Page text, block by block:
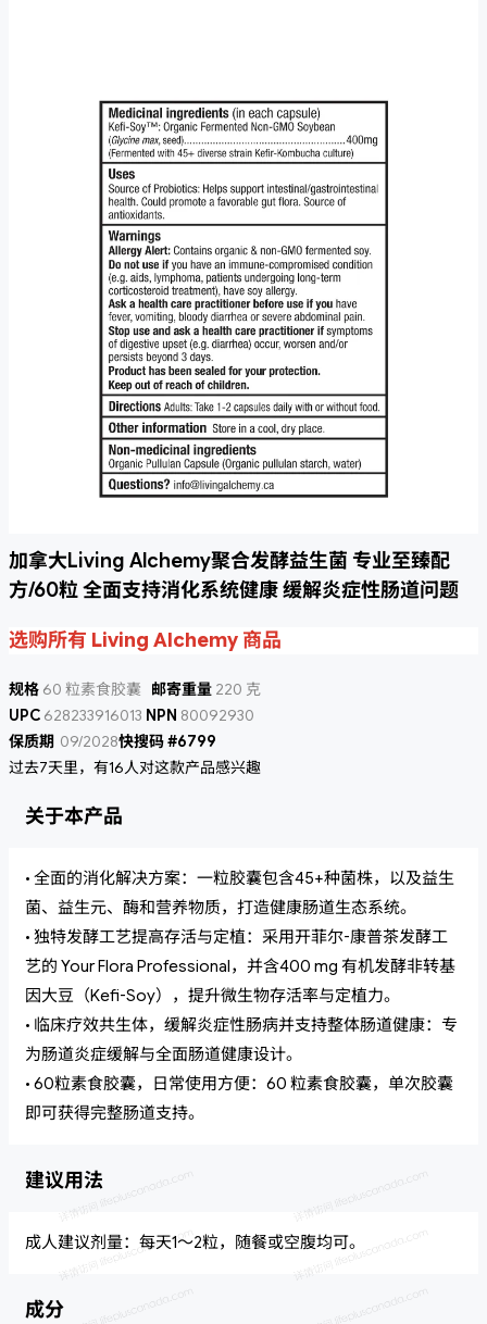
加拿大Living Alchemy聚合发酵益生菌 专业至臻配
方/60粒 全面支持消化系统健康 缓解炎症性肠道问题
选购所有 Living Alchemy 商品
规格 60 粒素食胶囊 邮寄重量 220 克
UPC 628233916013 NPN 80092930
保质期 09/2028快搜码 #6799
过去7天里，有16人对这款产品感兴趣
关于本产品
• 全面的消化解决方案：一粒胶囊包含45+种菌株，以及益生
菌、益生元、酶和营养物质，打造健康肠道生态系统。
• 独特发酵工艺提高存活与定植：采用开菲尔-康普茶发酵工
艺的 Your Flora Professional，并含400 mg 有机发酵非转基
因大豆（Kefi-Soy），提升微生物存活率与定植力。
• 临床疗效共生体，缓解炎症性肠病并支持整体肠道健康：专
为肠道炎症缓解与全面肠道健康设计。
• 60粒素食胶囊，日常使用方便：60 粒素食胶囊，单次胶囊
即可获得完整肠道支持。
建议用法
成人建议剂量：每天1～2粒，随餐或空腹均可。
成分